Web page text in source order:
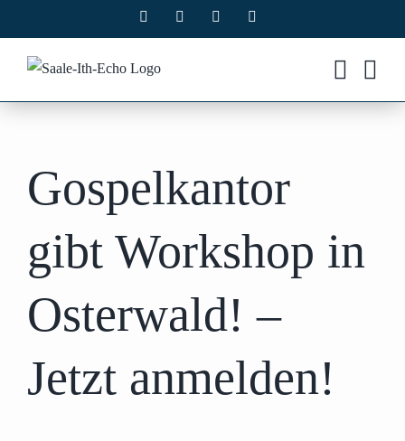
Inhalt
springen
Facebook Instagram
Gospelkantor
gibt Workshop in
Osterwald! –
Jetzt anmelden!